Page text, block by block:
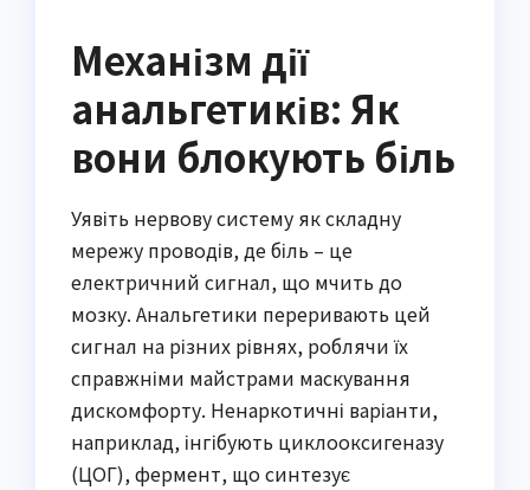
Механізм дії
анальгетиків: Як
вони блокують біль
Уявіть нервову систему як складну
мережу проводів, де біль – це
електричний сигнал, що мчить до
мозку. Анальгетики переривають цей
сигнал на різних рівнях, роблячи їх
справжніми майстрами маскування
дискомфорту. Ненаркотичні варіанти,
наприклад, інгібують циклооксигеназу
(ЦОГ), фермент, що синтезує